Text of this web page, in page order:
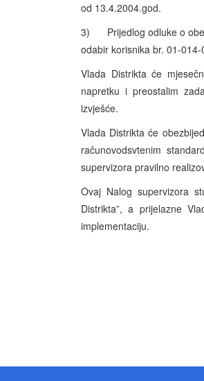
od 13.4.2004.god.
3) Prijedlog odluke o
odabir korisnika br. 01-
Vlada Distrikta će
napretku i preostalim
izvješće.
Vlada Distrikta će
računovodsvtenim
supervizora pravilno
Ovaj Nalog supervizora
Distrikta”, a prijelazne
implementaciju.